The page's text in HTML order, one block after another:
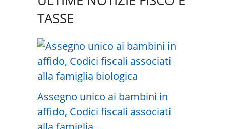
TASSE
Assegno unico ai bambini in
affido, Codici fiscali associati